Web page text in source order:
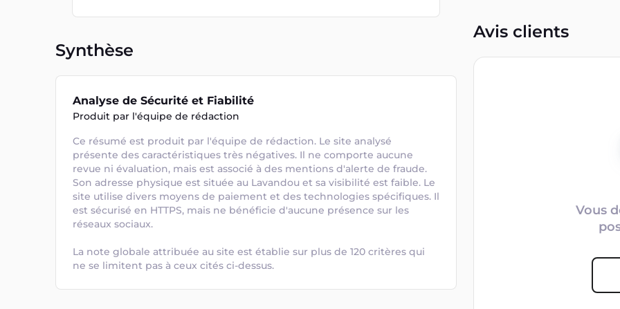
Synthèse
Analyse de Sécurité et Fiabilité
Produit par l'équipe de rédaction
Ce résumé est produit par l'équipe de rédaction. Le site analysé
présente des caractéristiques très négatives. Il ne comporte aucune
revue ni évaluation, mais est associé à des mentions d'alerte de fraude.
Son adresse physique est située au Lavandou et sa visibilité est faible. Le
site utilise divers moyens de paiement et des technologies spécifiques. Il
est sécurisé en HTTPS, mais ne bénéficie d'aucune présence sur les
réseaux sociaux.
La note globale attribuée au site est établie sur plus de 120 critères qui
ne se limitent pas à ceux cités ci-dessus.
Avis clients
Vous